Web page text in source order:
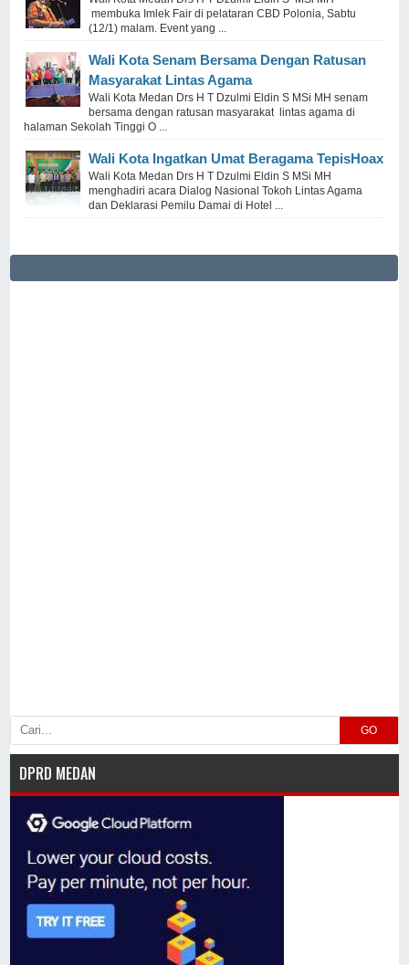
membuka Imlek Fair di pelataran CBD Polonia, Sabtu
(12/1) malam. Event yang ...
Wali Kota Senam Bersama Dengan Ratusan
Masyarakat Lintas Agama
Wali Kota Medan Drs H T Dzulmi Eldin S MSi MH senam
bersama dengan ratusan masyarakat lintas agama di
halaman Sekolah Tinggi O ...
Wali Kota Ingatkan Umat Beragama TepisHoax
Wali Kota Medan Drs H T Dzulmi Eldin S MSi MH
menghadiri acara Dialog Nasional Tokoh Lintas Agama
dan Deklarasi Pemilu Damai di Hotel ...
GO
DPRD MEDAN